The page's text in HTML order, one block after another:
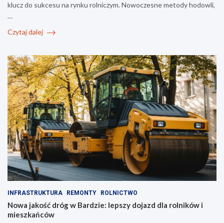
klucz do sukcesu na rynku rolniczym. Nowoczesne metody hodowli,
…
Czytaj dalej
INFRASTRUKTURA REMONTY ROLNICTWO
Nowa jakość dróg w Bardzie: lepszy dojazd dla rolników i
mieszkańców